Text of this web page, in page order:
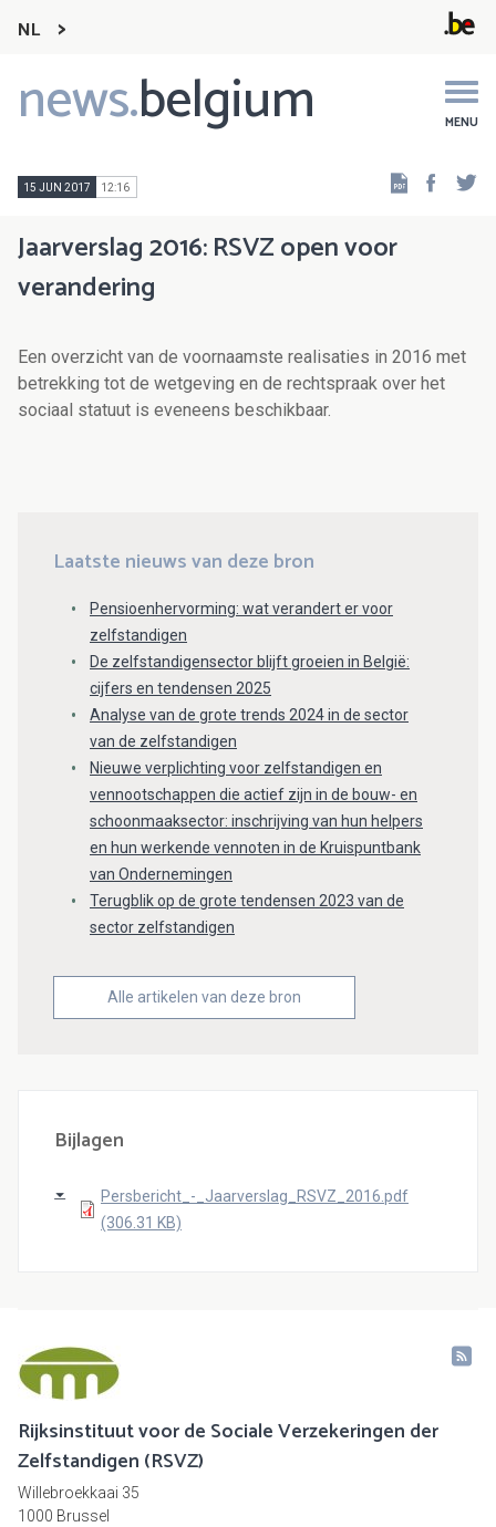
NL
news.belgium MENU
Main
navigation
15 JUN 2017 12:16
Jaarverslag 2016: RSVZ open voor
verandering
Een overzicht van de voornaamste realisaties in 2016 met
betrekking tot de wetgeving en de rechtspraak over het
sociaal statuut is eveneens beschikbaar.
Laatste nieuws van deze bron
Pensioenhervorming: wat verandert er voor
zelfstandigen
De zelfstandigensector blijft groeien in België:
cijfers en tendensen 2025
Analyse van de grote trends 2024 in de sector
van de zelfstandigen
Nieuwe verplichting voor zelfstandigen en
vennootschappen die actief zijn in de bouw- en
schoonmaaksector: inschrijving van hun helpers
en hun werkende vennoten in de Kruispuntbank
van Ondernemingen
Terugblik op de grote tendensen 2023 van de
sector zelfstandigen
Alle artikelen van deze bron
Bijlagen
Persbericht_-_Jaarverslag_RSVZ_2016.pdf
(306.31 KB)
Rijksinstituut voor de Sociale Verzekeringen der
Zelfstandigen (RSVZ)
Willebroekkaai 35
1000 Brussel